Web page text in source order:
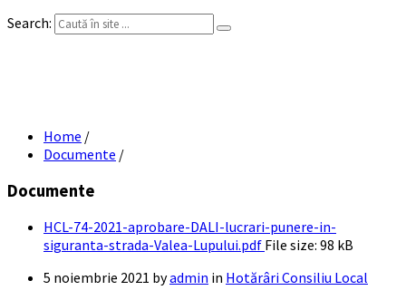
Search:
Home /
Documente /
Documente
HCL-74-2021-aprobare-DALI-lucrari-punere-in-
siguranta-strada-Valea-Lupului.pdf File size: 98 kB
5 noiembrie 2021 byadmin in Hotărâri Consiliu Local